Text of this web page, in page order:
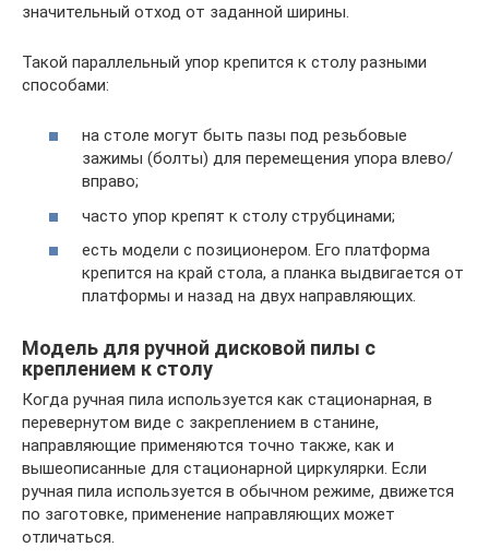
значительный отход от заданной ширины.
Такой параллельный упор крепится к столу разными
способами:
на столе могут быть пазы под резьбовые
зажимы (болты) для перемещения упора влево/
вправо;
часто упор крепят к столу струбцинами;
есть модели с позиционером. Его платформа
крепится на край стола, а планка выдвигается от
платформы и назад на двух направляющих.
Модель для ручной дисковой пилы с
креплением к столу
Когда ручная пила используется как стационарная, в
перевернутом виде с закреплением в станине,
направляющие применяются точно также, как и
вышеописанные для стационарной циркулярки. Если
ручная пила используется в обычном режиме, движется
по заготовке, применение направляющих может
отличаться.